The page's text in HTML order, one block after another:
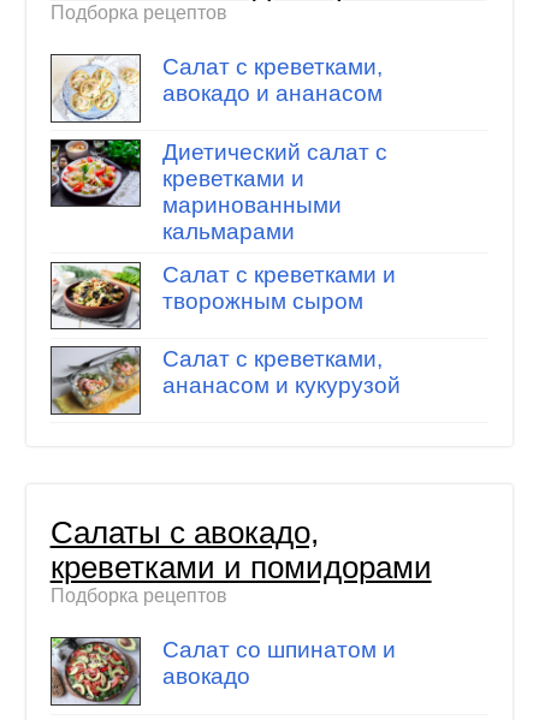
Подборка рецептов
Салат с креветками,
авокадо и ананасом
Диетический салат с
креветками и
маринованными
кальмарами
Салат с креветками и
творожным сыром
Салат с креветками,
ананасом и кукурузой
Салаты с авокадо,
креветками и помидорами
Подборка рецептов
Салат со шпинатом и
авокадо